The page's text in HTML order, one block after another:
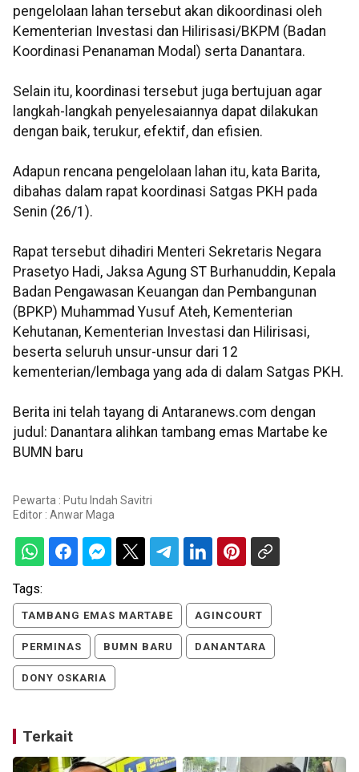
pengelolaan lahan tersebut akan dikoordinasi oleh
Kementerian Investasi dan Hilirisasi/BKPM (Badan
Koordinasi Penanaman Modal) serta Danantara.
Selain itu, koordinasi tersebut juga bertujuan agar
langkah-langkah penyelesaiannya dapat dilakukan
dengan baik, terukur, efektif, dan efisien.
Adapun rencana pengelolaan lahan itu, kata Barita,
dibahas dalam rapat koordinasi Satgas PKH pada
Senin (26/1).
Rapat tersebut dihadiri Menteri Sekretaris Negara
Prasetyo Hadi, Jaksa Agung ST Burhanuddin, Kepala
Badan Pengawasan Keuangan dan Pembangunan
(BPKP) Muhammad Yusuf Ateh, Kementerian
Kehutanan, Kementerian Investasi dan Hilirisasi,
beserta seluruh unsur-unsur dari 12
kementerian/lembaga yang ada di dalam Satgas PKH.
Berita ini telah tayang di Antaranews.com dengan
judul: Danantara alihkan tambang emas Martabe ke
BUMN baru
Pewarta : Putu Indah Savitri
Editor : Anwar Maga
Tags:
TAMBANG EMAS MARTABE AGINCOURT
PERMINAS BUMN BARU DANANTARA
DONY OSKARIA
Terkait